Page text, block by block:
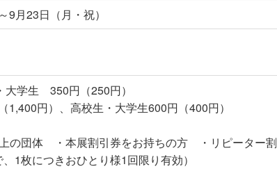
月23日（月・祝）
大学生 350円（250円）
円）、高校生・大学生600円（400円）
の団体 ・本展割引券をお持ちの方 ・リピーター割
1枚につきおひとり様1回限り有効）